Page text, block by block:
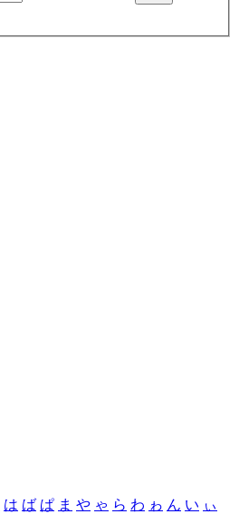
は ば ぱ ま や ゃ ら わ ゎ ん い ぃ